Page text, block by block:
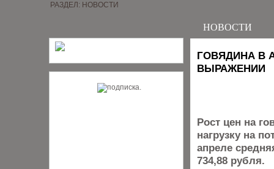
РАЗДЕЛ: НОВОСТИ
НОВОСТИ
ГОВЯДИНА В
ВЫРАЖЕНИИ
Рост цен на
нагрузку на
апреле
734,88 рубля.